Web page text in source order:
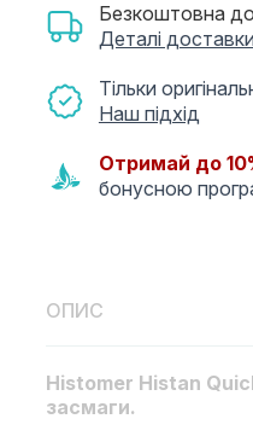
Безкоштовна
Деталі доставки
Тільки
Наш підхід
Отримай до
бонусною
ОПИС
Histomer Histan
засмаги.